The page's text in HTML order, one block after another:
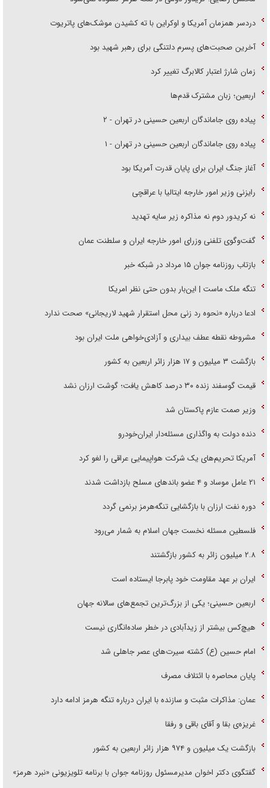
دردسر همزمان آمریکا و اوکراین با ته کشیدن موشک‌های پاتریوت
آخرین صحبت‌های پسرم دلتنگی برای رهبر شهید بود
زمان شارژ اعتبار کالابرگ تغییر کرد
اربعین؛ زبان مشترک قدم‌ها
پیاده روی جاماندگان اربعین حسینی در تهران - ۲
پیاده روی جاماندگان اربعین حسینی در تهران - ۱
آغاز جنگ ایران برای پایان قدرت آمریکا بود
رایزنی وزیر امور خارجه ایتالیا با عراقچی
نه کریدور دوم نه مذاکره زیر سایه تهدید
گفت‌وگوی تلفنی وزرای امور خارجه ایران و سلطنت عمان
بازتاب روزنامه جوان ۱۵ مرداد در شبکه خبر
تنگه ملک ماست | این‌بار بدون حتی نظر امریکا
ادعا درباره «نحوه رد زنی محل استقرار شهید لاریجانی» صحت ندارد
مشروطه نقطه عطف بیداری و آزادی‌خواهی ملت ایران بود
بازگشت ۳ میلیون و ۱۷ هزار زائر اربعین به کشور
قیمت گوسفند زنده ۳۰ درصد کاهش یافت؛ گوشت ارزان نشد
وزیر صمت عازم پاکستان شد
دنده دولت به واگذاری مسئله‌دار ایران‌خودرو
آمریکا تحریم‌های یک شرکت هواپیمایی عراقی را لغو کرد
۲۱ عامل موساد و ۴ عضو باند‌های مسلح بازداشت شدند
دوره نفت ارزان با بازگشایی تنگه‌هرمز برنمی گردد
فلسطین مسئله نخست جهان اسلام به شمار می‌رود
۲.۸ میلیون زائر به کشور بازگشتند
ایران بر عهد مقاومت خود پابرجا ایستاده است
اربعین حسینی؛ یکی از بزرگ‌ترین تجمع‌های سالانه جهان
هیچ‌کس بیشتر از زیدآبادی در خطر ساده‌انگاری نیست
امام حسین (ع) کشته سیرت‌های عصر جاهلی شد
پایان محاصره با ائتلاف مصرف
عمان: مذاکرات مثبت و سازنده با ایران درباره تنگه هرمز ادامه دارد
غریزه‌ی بقا و آقای باقی و رفقا
بازگشت یک میلیون و ۹۷۴ هزار زائر اربعین به کشور
گفتگوی دکتر اخوان مدیرمسئول روزنامه جوان با برنامه تلویزیونی «نبرد هرمز»